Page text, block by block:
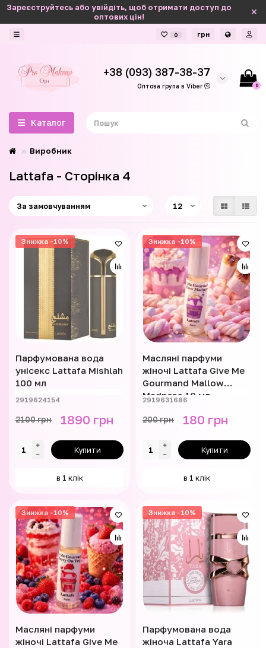
Зареєструйтесь або увійдіть, щоб отримати доступ до
оптових цін!
0 грн
+38 (093) 387-38-37
Оптова група в Viber 0
Каталог
Виробник
Lattafa - Сторінка 4
Знижка -10%
Парфумована вода
унісекс Lattafa Mishlah
100 мл
2919624154
2100 грн 1890 грн
Купити
в 1 клік
Знижка -10%
Масляні парфуми
жіночі Lattafa Give Me
Gourmand Mallow
Madness 10 мл
2919631686
200 грн 180 грн
Купити
в 1 клік
Знижка -10%
Масляні парфуми
жіночі Lattafa Give Me
Знижка -10%
Парфумована вода
жіноча Lattafa Yara